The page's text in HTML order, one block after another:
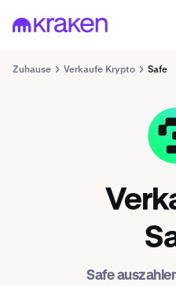
Zuhause Verkaufe Krypto Safe
Safe